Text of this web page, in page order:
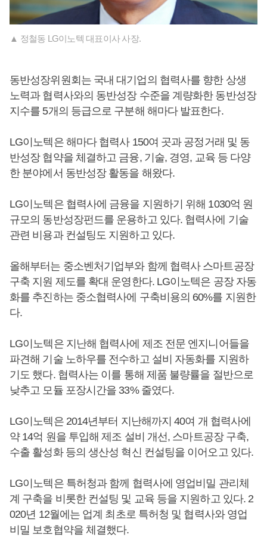
▲ 정철동 LG이노텍 대표이사 사장.
동반성장위원회는 국내 대기업의 협력사를 향한 상생
노력과 협력사와의 동반성장 수준을 계량화한 동반성장
지수를 5개의 등급으로 구분해 해마다 발표한다.
LG이노텍은 해마다 협력사 150여 곳과 공정거래 및 동
반성장 협약을 체결하고 금융, 기술, 경영, 교육 등 다양
한 분야에서 동반성장 활동을 해왔다.
LG이노텍은 협력사에 금융을 지원하기 위해 1030억 원
규모의 동반성장펀드를 운용하고 있다. 협력사에 기술
관련 비용과 컨설팅도 지원하고 있다.
올해부터는 중소벤처기업부와 함께 협력사 스마트공장
구축 지원 제도를 확대 운영한다. LG이노텍은 공장 자동
화를 추진하는 중소협력사에 구축비용의 60%를 지원한
다.
LG이노텍은 지난해 협력사에 제조 전문 엔지니어들을
파견해 기술 노하우를 전수하고 설비 자동화를 지원하
기도 했다. 협력사는 이를 통해 제품 불량률을 절반으로
낮추고 모듈 포장시간을 33% 줄였다.
LG이노텍은 2014년부터 지난해까지 40여 개 협력사에
약 14억 원을 투입해 제조 설비 개선, 스마트공장 구축,
수출 활성화 등의 생산성 혁신 컨설팅을 이어오고 있다.
LG이노텍은 특허청과 함께 협력사에 영업비밀 관리체
계 구축을 비롯한 컨설팅 및 교육 등을 지원하고 있다. 2
020년 12월에는 업계 최초로 특허청 및 협력사와 영업
비밀 보호협약을 체결했다.